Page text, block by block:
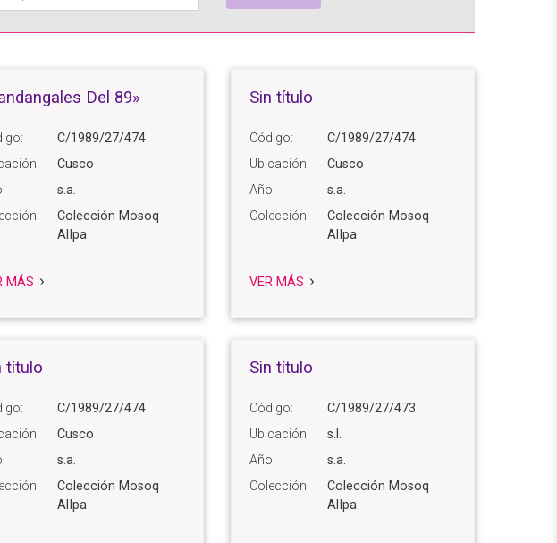
Del 89»
C/1989/27/474
Cusco
s.a.
Colección Mosoq
AlIpa
MÁS
Sin título
Código:
C/1989/27/474
Ubicación:
Cusco
Año:
s.a.
Colección:
Colección Mosoq
AlIpa
VER MÁS
título
C/1989/27/474
Cusco
s.a.
Colección Mosoq
AlIpa
Sin título
Código:
C/1989/27/473
Ubicación:
s.l.
Año:
s.a.
Colección:
Colección Mosoq
AlIpa